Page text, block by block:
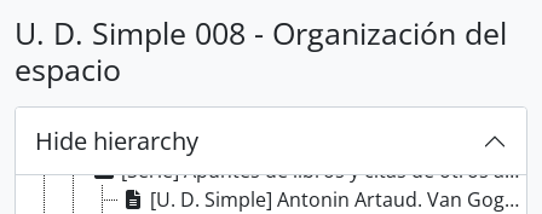
U. D. Simple 008 - Organización del
espacio
Hide hierarchy
[Fondo] Ignacio Pirovano
[Sección] Escritos, borradores y apuntes de trabajo
[Serie] Apuntes de libros y citas de otros autores
[U. D. Simple] Antonin Artaud. Van Gogh le suicidé de la société